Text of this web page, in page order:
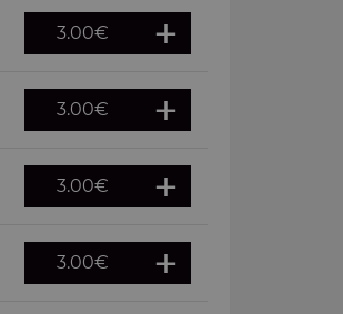
3.00€
3.00€
3.00€
3.00€